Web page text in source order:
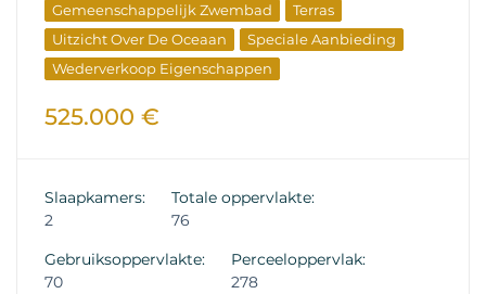
Gemeenschappelijk Zwembad
Terras
Uitzicht Over De Oceaan
Speciale Aanbieding
Wederverkoop Eigenschappen
525.000 €
Slaapkamers:
2
Totale oppervlakte:
76
Gebruiksoppervlakte:
70
Perceeloppervlak:
278